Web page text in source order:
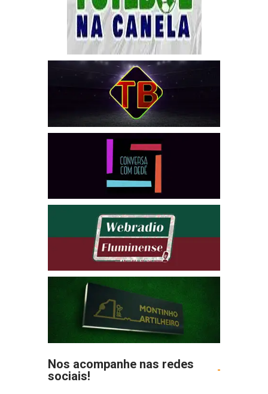
Nos acompanhe nas redes
sociais!